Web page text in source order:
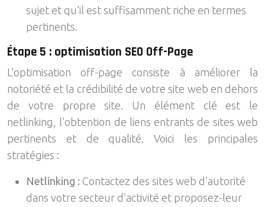
sujet et qu’il est suffisamment riche en termes
pertinents.
Étape 5 : optimisation SEO Off-Page
L’optimisation off-page consiste à améliorer la
notoriété et la crédibilité de votre site web en dehors
de votre propre site. Un élément clé est le
netlinking, l’obtention de liens entrants de sites web
pertinents et de qualité. Voici les principales
stratégies :
Netlinking : Contactez des sites web d’autorité
dans votre secteur d’activité et proposez-leur